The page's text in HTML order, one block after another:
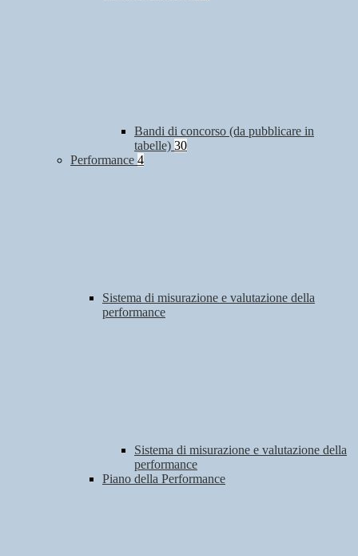
Bandi di concorso (da pubblicare in
tabelle) 30
Performance 4
Sistema di misurazione e valutazione della
performance
Sistema di misurazione e valutazione della
performance
Piano della Performance